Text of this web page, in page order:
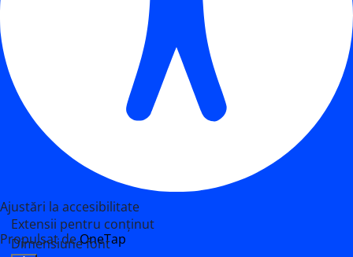
Ajustări la accesibilitate
Propulsat deOneTap
Extensii pentru conținut
Dimensiune font